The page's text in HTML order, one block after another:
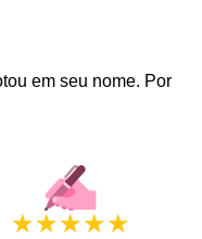
em seu nome. Por
★★★★★